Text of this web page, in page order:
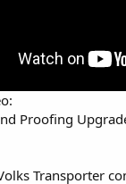
Proofing
Transporter